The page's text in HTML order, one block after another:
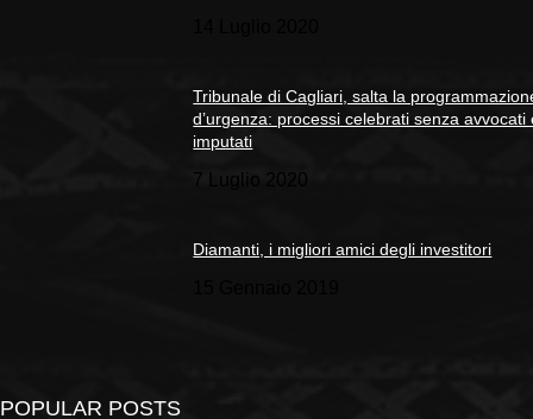
Tribunale di Cagliari, salta la
d’urgenza: processi celebrati senza avvocati
imputati
7 Luglio 2020
Diamanti, i migliori amici degli investitori
POPULAR POSTS